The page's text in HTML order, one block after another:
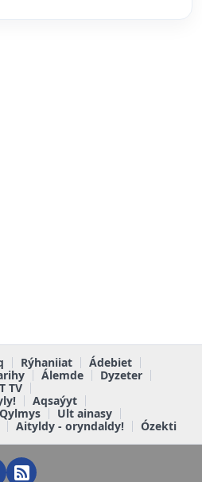
Rýhaniiat
Ádebiet
Álemde
Dyzeter
TV
Aqsaýyt
Qylmys
Ult ainasy
Aityldy - oryndaldy! Ózekti